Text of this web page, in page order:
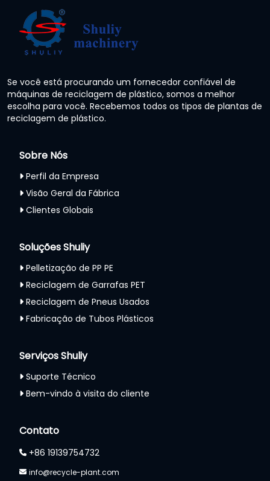
Se você está procurando um fornecedor confiável de
máquinas de reciclagem de plástico, somos a melhor
escolha para você. Recebemos todos os tipos de plantas de
reciclagem de plástico.
Sobre Nós
Perfil da Empresa
Visão Geral da Fábrica
Clientes Globais
Soluções Shuliy
Pelletização de PP PE
Reciclagem de Garrafas PET
Reciclagem de Pneus Usados
Fabricação de Tubos Plásticos
Serviços Shuliy
Suporte Técnico
Bem-vindo à visita do cliente
Contato
+86 19139754732
info@recycle-plant.com